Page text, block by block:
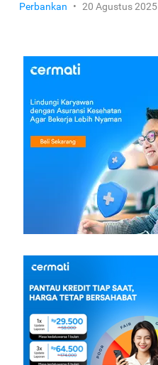
Perbankan • 20 Agustus 2025